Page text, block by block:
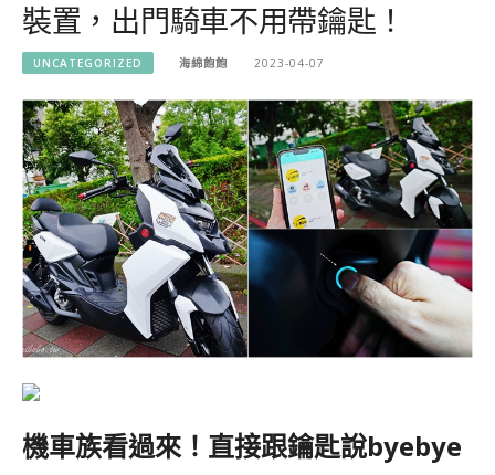
裝置，出門騎車不用帶鑰匙！
UNCATEGORIZED 海綿飽飽 2023-04-07
機車族看過來！直接跟鑰匙說byebye